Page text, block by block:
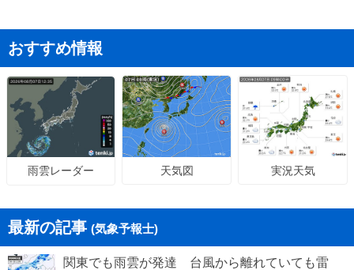
おすすめ情報
雨雲レーダー 天気図 実況天気
最新の記事 (気象予報士)
関東でも雨雲が発達 台風から離れていても雷